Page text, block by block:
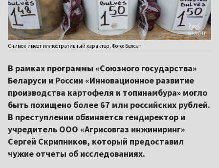
Снимок имеет иллюстративный характер. Фото: Белсат
В рамках программы «Союзного государства»
Беларуси и России «Инновационное развитие
производства картофеля и топинамбура» могло
быть похищено более 67 млн российских рублей.
В преступлении обвиняется гендиректор и
учредитель ООО «Агрисовгаз инжиниринг»
Сергей Скрипников, который предоставил
чужие отчеты об исследованиях.